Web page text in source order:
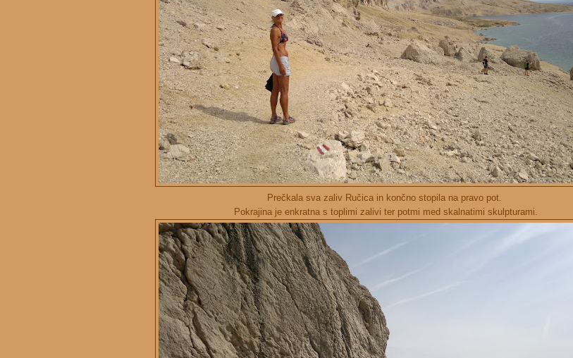
Prečkala sva zaliv Ručica in končno stopila na pravo pot.
Pokrajina je enkratna s toplimi zalivi ter potmi med skalnatimi skulpturami.